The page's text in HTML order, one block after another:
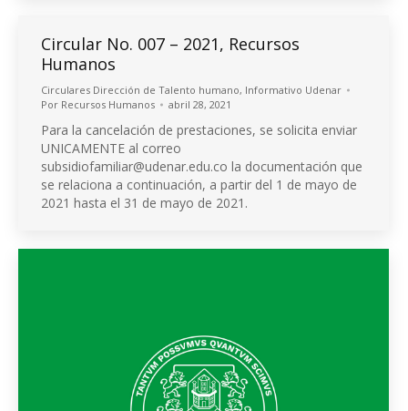
Circular No. 007 – 2021, Recursos
Humanos
Circulares Dirección de Talento humano, Informativo Udenar
Por Recursos Humanos abril 28, 2021
Para la cancelación de prestaciones, se solicita enviar
UNICAMENTE al correo
subsidiofamiliar@udenar.edu.co la documentación que
se relaciona a continuación, a partir del 1 de mayo de
2021 hasta el 31 de mayo de 2021.